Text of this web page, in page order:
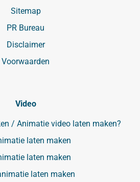
Sitemap
PR Bureau
Disclaimer
Voorwaarden
Video
/ Animatie video laten maken?
laten maken
laten maken
laten maken